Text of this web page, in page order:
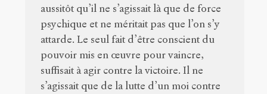
aussitôt qu’il ne s’agissait là que de force
psychique et ne méritait pas que l’on s’y
attarde. Le seul fait d’être conscient du
pouvoir mis en œuvre pour vaincre,
suffisait à agir contre la victoire. Il ne
s’agissait que de la lutte d’un moi contre